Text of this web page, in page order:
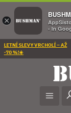
LETNÍ SLEVY VRCHOLÍ – AŽ
-70 %!☀️
×
- In